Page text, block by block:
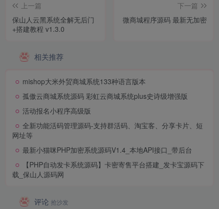
上一篇
保山人云黑系统全解无后门
+搭建教程 v1.3.0
下一篇
微商城程序源码 最新无加密
相关推荐
mishop大米外贸商城系统133种语言版本
孤傲云商城系统源码 彩虹云商城系统plus史诗级增强版
活动报名小程序高级版
全新功能活码管理源码-支持群活码、淘宝客、分享卡片、短
网址等
最新小猫咪PHP加密系统源码V1.4_本地API接口_带后台
【PHP自动发卡系统源码】卡密寄售平台搭建_发卡宝源码下
载_保山人源码网
评论 抢沙发